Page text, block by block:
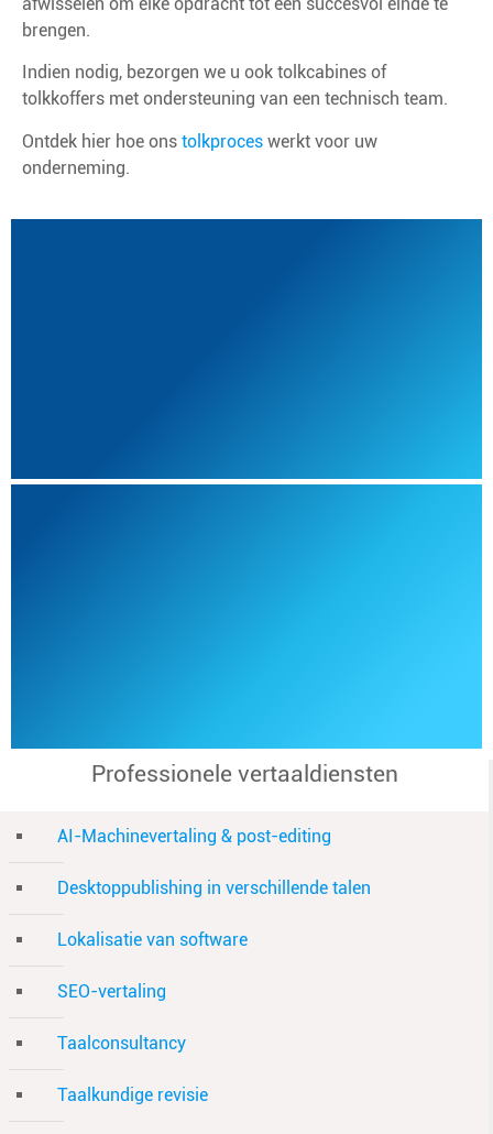
Professionele vertaaldiensten
AI-Machinevertaling & post-editing
Desktoppublishing in verschillende talen
Lokalisatie van software
SEO-vertaling
Taalconsultancy
Taalkundige revisie
brengen.
Indien nodig, bezorgen we u ook tolkcabines of
tolkkoffers met ondersteuning van een technisch team.
Ontdek hier hoe ons tolkproces werkt voor uw
onderneming.